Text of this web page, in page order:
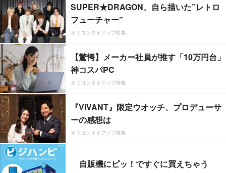
SUPER★DRAGON、自ら描いた”レトロ
フューチャー”
オリコンタイアップ特集
【驚愕】メーカー社員が推す「10万円台」
神コスパPC
オリコンタイアップ特集
『VIVANT』限定ウオッチ、プロデューサ
ーの感想は
オリコンタイアップ特集
自販機にピッ！ですぐに買えちゃう